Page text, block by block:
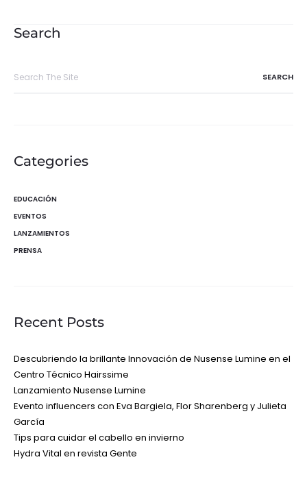
entradas
Search
Categories
EDUCACIÓN
EVENTOS
LANZAMIENTOS
PRENSA
Recent Posts
Descubriendo la brillante Innovación de Nusense Lumine en el
Centro Técnico Hairssime
Lanzamiento Nusense Lumine
Evento influencers con Eva Bargiela, Flor Sharenberg y Julieta
García
Tips para cuidar el cabello en invierno
Hydra Vital en revista Gente